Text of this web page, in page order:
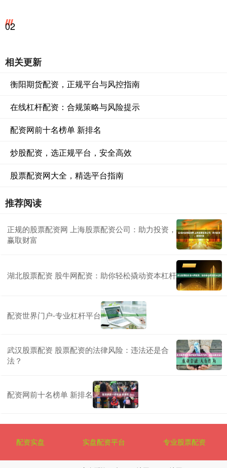
02
相关更新
衡阳期货配资，正规平台与风控指南
在线杠杆配资：合规策略与风险提示
配资网前十名榜单 新排名
炒股配资，选正规平台，安全高效
股票配资网大全，精选平台指南
推荐阅读
正规的股票配资网 上海股票配资公司：助力投资，
赢取财富
湖北股票配资 股牛网配资：助你轻松撬动资本杠杆
配资世界门户-专业杠杆平台
武汉股票配资 股票配资的法律风险：违法还是合
法？
配资网前十名榜单 新排名
配资实盘 实盘配资平台 专业股票配资